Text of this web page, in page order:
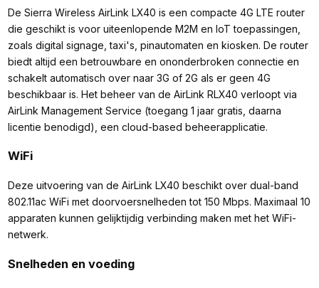
De Sierra Wireless AirLink LX40 is een compacte 4G LTE router
die geschikt is voor uiteenlopende M2M en IoT toepassingen,
zoals digital signage, taxi's, pinautomaten en kiosken. De router
biedt altijd een betrouwbare en ononderbroken connectie en
schakelt automatisch over naar 3G of 2G als er geen 4G
beschikbaar is. Het beheer van de AirLink RLX40 verloopt via
AirLink Management Service (toegang 1 jaar gratis, daarna
licentie benodigd), een cloud-based beheerapplicatie.
WiFi
Deze uitvoering van de AirLink LX40 beschikt over dual-band
802.11ac WiFi met doorvoersnelheden tot 150 Mbps. Maximaal 10
apparaten kunnen gelijktijdig verbinding maken met het WiFi-
netwerk.
Snelheden en voeding